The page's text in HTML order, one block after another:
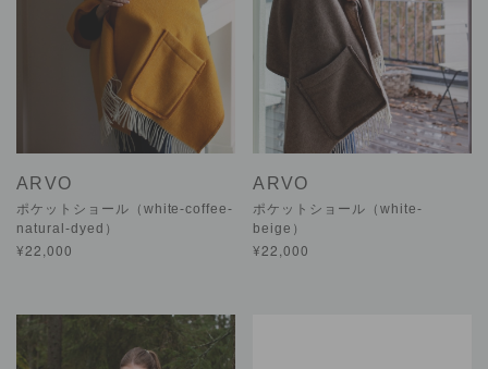
ARVO
ポケットショール（white-coffee-
natural-dyed）
¥22,000
ARVO
ポケットショール（white-
beige）
¥22,000